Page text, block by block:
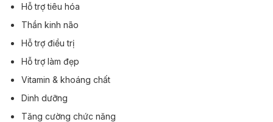
Hỗ trợ tiêu hóa
Thần kinh não
Hỗ trợ điều trị
Hỗ trợ làm đẹp
Vitamin & khoáng chất
Dinh dưỡng
Tăng cường chức năng